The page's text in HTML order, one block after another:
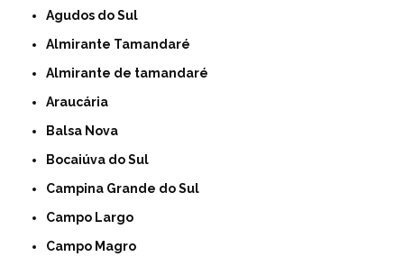
Agudos do Sul
Almirante Tamandaré
Almirante de tamandaré
Araucária
Balsa Nova
Bocaiúva do Sul
Campina Grande do Sul
Campo Largo
Campo Magro